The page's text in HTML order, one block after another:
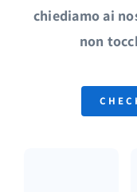
chiediamo ai
non